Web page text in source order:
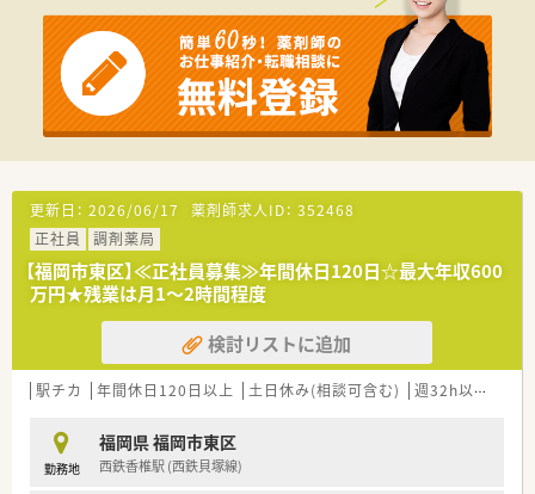
更新日： 2026/06/17 薬剤師求人ID： 352468
正社員
調剤薬局
【福岡市東区】≪正社員募集≫年間休日120日☆最大年収600
万円★残業は月1～2時間程度
検討リストに追加
駅チカ 年間休日120日以上 土日休み(相談可含む) 週32h以上
勤務地
福岡県 福岡市東区
西鉄香椎駅 (西鉄貝塚線)